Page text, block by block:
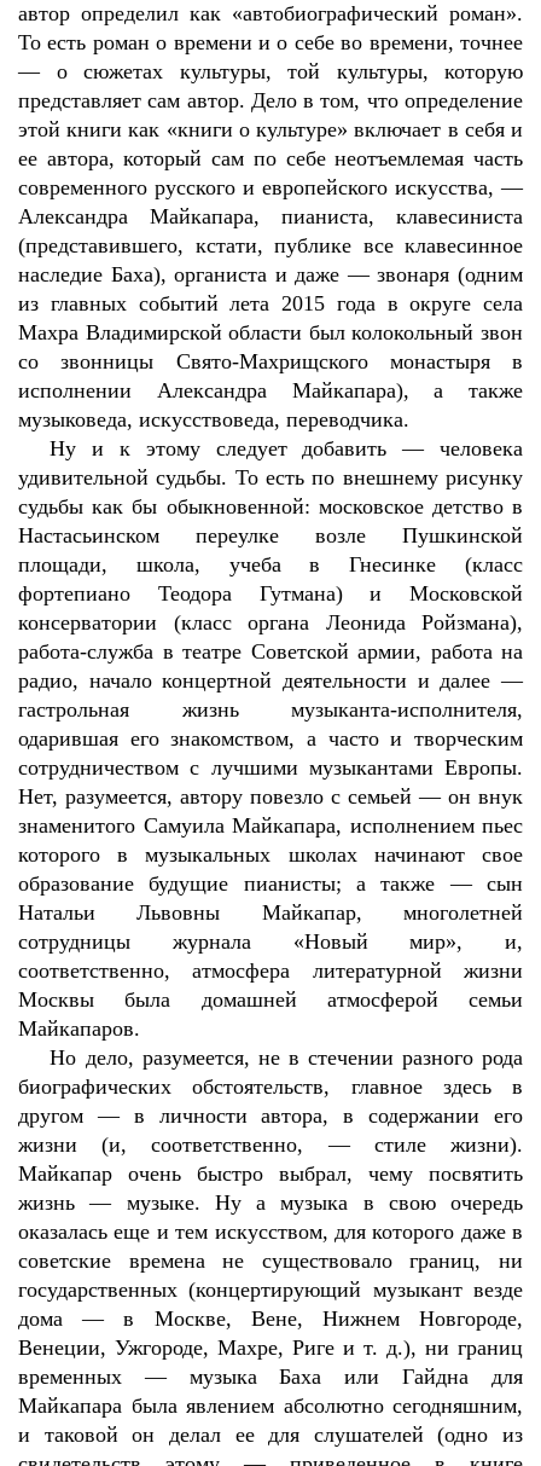
автор определил как «автобиографический роман».
То есть роман о времени и о себе во времени, точнее
— о сюжетах культуры, той культуры, которую
представляет сам автор. Дело в том, что определение
этой книги как «книги о культуре» включает в себя и
ее автора, который сам по себе неотъемлемая часть
современного русского и европейского искусства, —
Александра Майкапара, пианиста, клавесиниста
(представившего, кстати, публике все клавесинное
наследие Баха), органиста и даже — звонаря (одним
из главных событий лета 2015 года в округе села
Махра Владимирской области был колокольный звон
со звонницы Свято-Махрищского монастыря в
исполнении Александра Майкапара), а также
музыковеда, искусствоведа, переводчика.
Ну и к этому следует добавить — человека
удивительной судьбы. То есть по внешнему рисунку
судьбы как бы обыкновенной: московское детство в
Настасьинском переулке возле Пушкинской
площади, школа, учеба в Гнесинке (класс
фортепиано Теодора Гутмана) и Московской
консерватории (класс органа Леонида Ройзмана),
работа-служба в театре Советской армии, работа на
радио, начало концертной деятельности и далее —
гастрольная жизнь музыканта-исполнителя,
одарившая его знакомством, а часто и творческим
сотрудничеством с лучшими музыкантами Европы.
Нет, разумеется, автору повезло с семьей — он внук
знаменитого Самуила Майкапара, исполнением пьес
которого в музыкальных школах начинают свое
образование будущие пианисты; а также — сын
Натальи Львовны Майкапар, многолетней
сотрудницы журнала «Новый мир», и,
соответственно, атмосфера литературной жизни
Москвы была домашней атмосферой семьи
Майкапаров.
Но дело, разумеется, не в стечении разного рода
биографических обстоятельств, главное здесь в
другом — в личности автора, в содержании его
жизни (и, соответственно, — стиле жизни).
Майкапар очень быстро выбрал, чему посвятить
жизнь — музыке. Ну а музыка в свою очередь
оказалась еще и тем искусством, для которого даже в
советские времена не существовало границ, ни
государственных (концертирующий музыкант везде
дома — в Москве, Вене, Нижнем Новгороде,
Венеции, Ужгороде, Махре, Риге и т. д.), ни границ
временных — музыка Баха или Гайдна для
Майкапара была явлением абсолютно сегодняшним,
и таковой он делал ее для слушателей (одно из